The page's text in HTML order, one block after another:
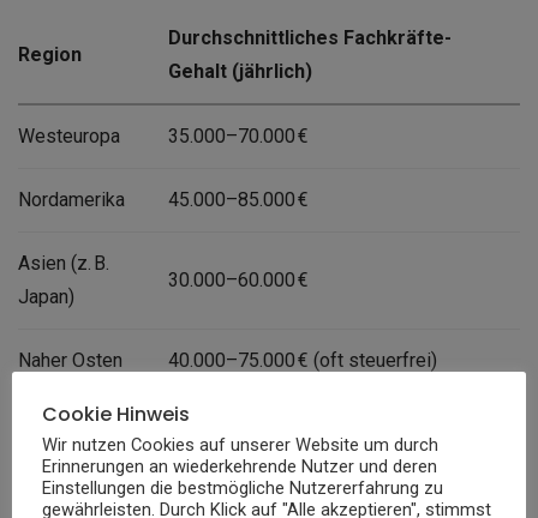
Region
Durchschnittliches Fachkräfte-
Gehalt (jährlich)
Westeuropa 35.000–70.000 €
Nordamerika 45.000–85.000 €
Asien (z. B.
Japan)
30.000–60.000 €
Naher Osten 40.000–75.000 € (oft steuerfrei)
Ein höheresGehaltbedeutet jedoch nicht automatisch mehr
verfügbares Einkommen – auch die Lebenshaltungskosten
spielen eine wichtige Rolle.
Cookie Hinweis
Wir nutzen Cookies auf unserer Website um durch
Erinnerungen an wiederkehrende Nutzer und deren
Einstellungen die bestmögliche Nutzererfahrung zu
gewährleisten. Durch Klick auf "Alle akzeptieren", stimmst